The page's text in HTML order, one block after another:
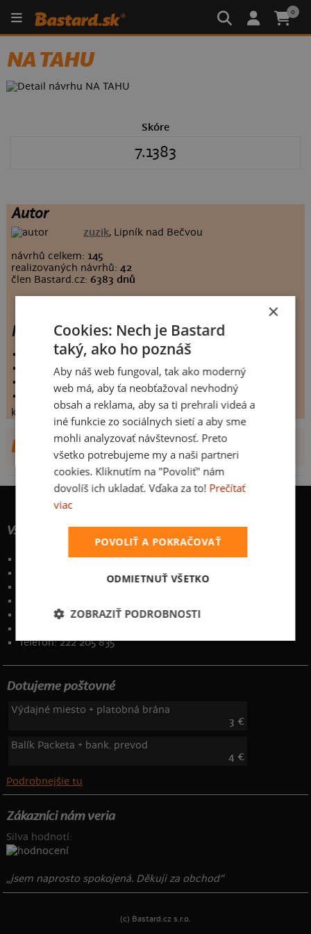
0
NA TAHU
Skóre
7.1383
Autor
zuzik, Lipník nad Bečvou
návrhů celkem: 145
realizovaných návrhů:42
člen Bastard.cz:6383 dnů
NA TAHU
vystaveno:3.4.2009
hodnoceno:282 krát
komentářů:
7.1383
koupilo by:141 lidí
konečné hodnocení:7.1383
DALŠÍ NÁVRHY OD ZUZIK
Všetko o nákupe
Poštovné a spôsoby doručenia
Garancia výmeny a vrátenia
Osobné údaje
Telefón: 222 205 835
Dotujeme poštovné
Výdajné miesto + platobná brána
3 €
Balík Packeta + bank. prevod
4 €
Podrobnejšie tu
Zákazníci nám veria
Silva hodnotí:
„jsem naprosto spokojená. Děkuji za obchod“
(c) Bastard.cz s.r.o.
×
Cookies: Nech je Bastard
taký, ako ho poznáš
Aby náš web fungoval, tak ako moderný
web má, aby ťa neobťažoval nevhodný
obsah a reklama, aby sa ti prehrali videá a
iné funkcie zo sociálnych sietí a aby sme
mohli analyzovať návštevnosť. Preto
všetko potrebujeme my a naši partneri
cookies. Kliknutím na "Povoliť" nám
dovolíš ich ukladať. Vďaka za to! Prečítať
viac
POVOLIŤ A POKRAČOVAŤ
ODMIETNUŤ VŠETKO
ZOBRAZIŤ PODROBNOSTI